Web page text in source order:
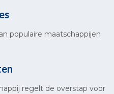
populaire maatschappijen
regelt de overstap voor